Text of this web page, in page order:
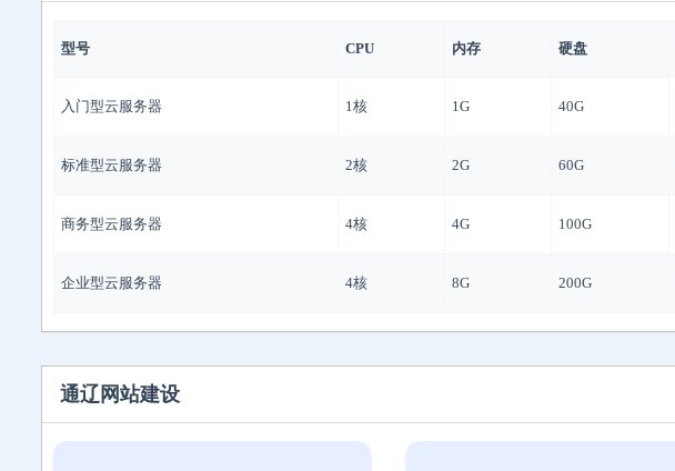
型号 CPU 内存 硬盘
入门型云服务器 1核 1G 40G
标准型云服务器 2核 2G 60G
商务型云服务器 4核 4G 100G
企业型云服务器 4核 8G 200G
通辽网站建设